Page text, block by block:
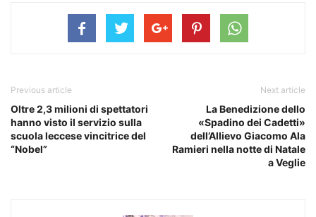
Previous article
Oltre 2,3 milioni di spettatori
hanno visto il servizio sulla
scuola leccese vincitrice del
“Nobel”
Next article
La Benedizione dello
«Spadino dei Cadetti»
dell’Allievo Giacomo Ala
Ramieri nella notte di Natale
a Veglie